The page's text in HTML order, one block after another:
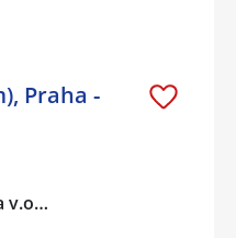
Praha -
v.o…